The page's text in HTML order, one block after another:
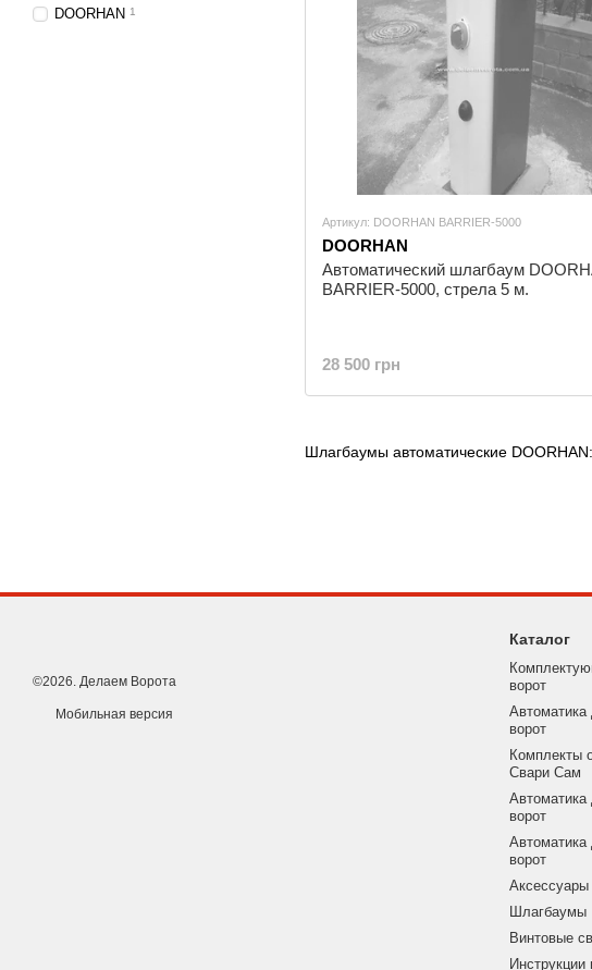
Шлагбаумы автоматические DOORHAN:
Артикул: DOORHAN BARRIER-5000
DOORHAN
Автоматический шлагбаум
BARRIER-5000, стрела 5 м.
28 500 грн
DOORHAN 1
©2026. Делаем Ворота
Мобильная версия
Каталог
ворот
Автоматика
ворот
Комплекты
Свари Сам
ворот
ворот
Аксессуары
Шлагбаумы
Винтовые
Инструкции